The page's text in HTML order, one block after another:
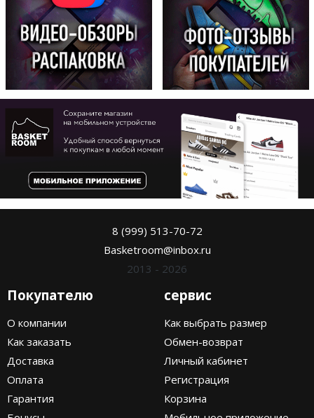
8 (999) 513-70-72
Basketroom@inbox.ru
2013 - 2026
Покупателю
О компании
Как заказать
Доставка
Оплата
Гарантия
сервис
Как выбрать размер
Обмен-возврат
Личный кабинет
Регистрация
Корзина